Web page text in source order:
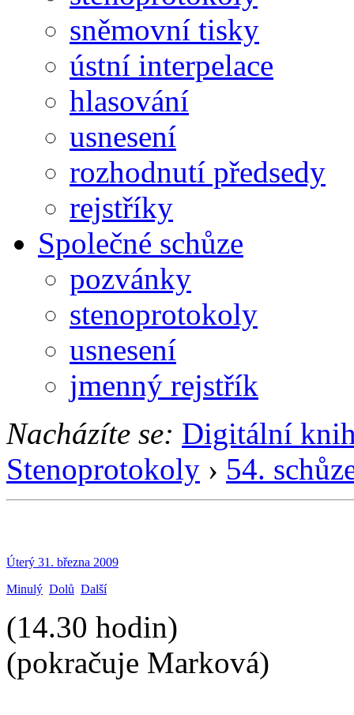
sněmovní tisky
ústní interpelace
hlasování
usnesení
rozhodnutí předsedy
rejstříky
Společné schůze
pozvánky
stenoprotokoly
usnesení
jmenný rejstřík
Nacházíte se: Digitální
Stenoprotokoly › 54.
Úterý 31. března 2009
Minulý Dolů Další
(14.30 hodin)
(pokračuje Marková)